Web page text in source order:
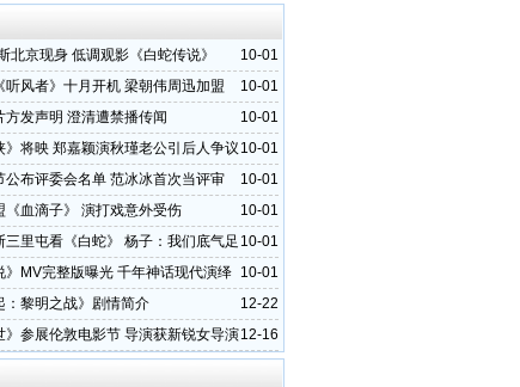
10-01
北京现身 低调观影《白蛇传说》
10-01
听风者》十月开机 梁朝伟周迅加盟
10-01
方发声明 澄清遭禁播传闻
10-01
》将映 郑嘉颖演秋瑾老公引后人争议
10-01
公布评委会名单 范冰冰首次当评审
10-01
《血滴子》 演打戏意外受伤
10-01
三里屯看《白蛇》 杨子：我们底气足
10-01
》MV完整版曝光 千年神话现代演绎
12-22
：黎明之战》剧情简介
12-16
》参展伦敦电影节 导演获新锐女导演